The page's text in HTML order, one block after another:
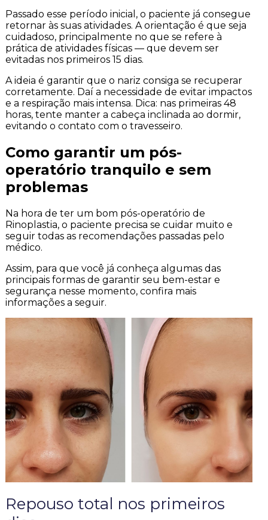
Passado esse período inicial, o paciente já consegue
retornar às suas atividades. A orientação é que seja
cuidadoso, principalmente no que se refere à
prática de atividades físicas — que devem ser
evitadas nos primeiros 15 dias.
A ideia é garantir que o nariz consiga se recuperar
corretamente. Daí a necessidade de evitar impactos
e a respiração mais intensa. Dica: nas primeiras 48
horas, tente manter a cabeça inclinada ao dormir,
evitando o contato com o travesseiro.
Como garantir um pós-
operatório tranquilo e sem
problemas
Na hora de ter um bom pós-operatório de
Rinoplastia, o paciente precisa se cuidar muito e
seguir todas as recomendações passadas pelo
médico.
Assim, para que você já conheça algumas das
principais formas de garantir seu bem-estar e
segurança nesse momento, confira mais
informações a seguir.
Repouso total nos primeiros